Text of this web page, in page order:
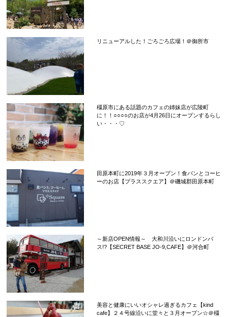
リニューアルした！ごろごろ広場！＠御所市
橿原市にある話題のカフェの姉妹店が広陵町
に！！○○○○のお店が4月26日にオープンするらし
い・・・♡
田原本町に2019年３月オープン！食パンとコーヒ
ーのお店【プラススクエア】＠磯城郡田原本町
～新店OPEN情報～ 大和川沿いにロンドンバ
ス!?【SECRET BASE JO-9,CAFE】＠河合町
美容と健康にいいオシャレ過ぎるカフェ【kind
cafe】２４号線沿いに堂々と３月オープン☆＠橿